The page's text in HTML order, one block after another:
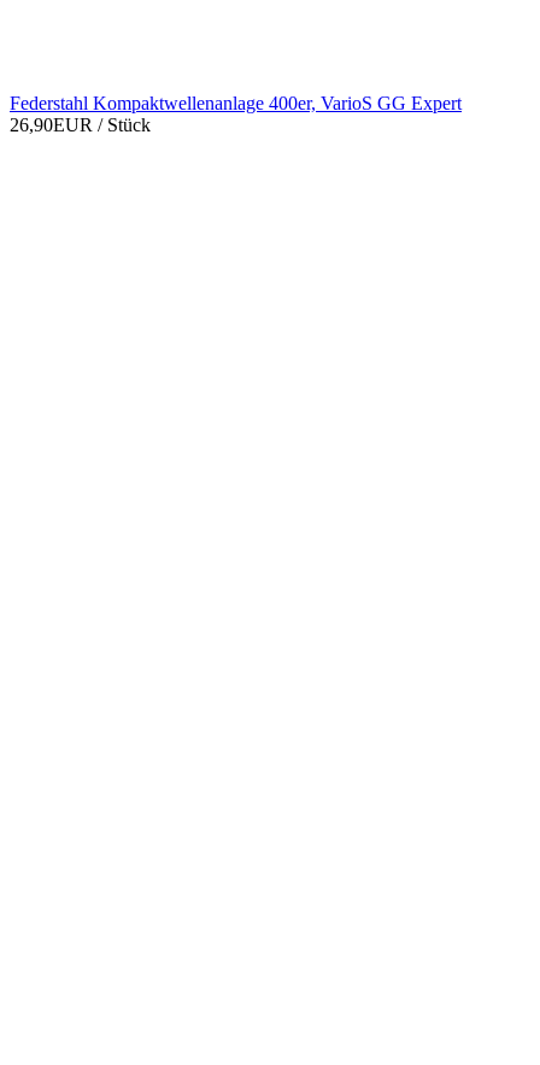
Federstahl Kompaktwellenanlage 400er, VarioS GG Expert
26,90EUR / Stück